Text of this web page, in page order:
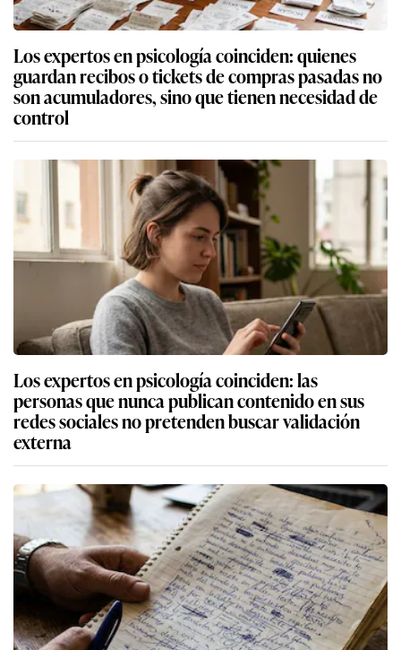
Los expertos en psicología coinciden: quienes
guardan recibos o tickets de compras pasadas no
son acumuladores, sino que tienen necesidad de
control
Los expertos en psicología coinciden: las
personas que nunca publican contenido en sus
redes sociales no pretenden buscar validación
externa